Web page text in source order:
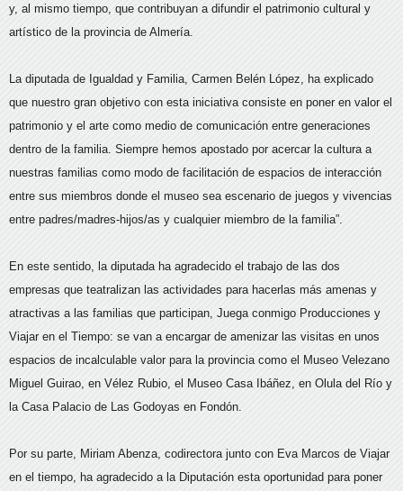
y, al mismo tiempo, que contribuyan a difundir el patrimonio cultural y
artístico de la provincia de Almería.
La diputada de Igualdad y Familia, Carmen Belén López, ha explicado
que nuestro gran objetivo con esta iniciativa consiste en poner en valor el
patrimonio y el arte como medio de comunicación entre generaciones
dentro de la familia. Siempre hemos apostado por acercar la cultura a
nuestras familias como modo de facilitación de espacios de interacción
entre sus miembros donde el museo sea escenario de juegos y vivencias
entre padres/madres-hijos/as y cualquier miembro de la familia”.
En este sentido, la diputada ha agradecido el trabajo de las dos
empresas que teatralizan las actividades para hacerlas más amenas y
atractivas a las familias que participan, Juega conmigo Producciones y
Viajar en el Tiempo: se van a encargar de amenizar las visitas en unos
espacios de incalculable valor para la provincia como el Museo Velezano
Miguel Guirao, en Vélez Rubio, el Museo Casa Ibáñez, en Olula del Río y
la Casa Palacio de Las Godoyas en Fondón.
Por su parte, Miriam Abenza, codirectora junto con Eva Marcos de Viajar
en el tiempo, ha agradecido a la Diputación esta oportunidad para poner